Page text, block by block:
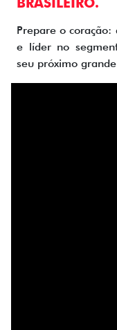
Prepare o
e líder no
seu próximo